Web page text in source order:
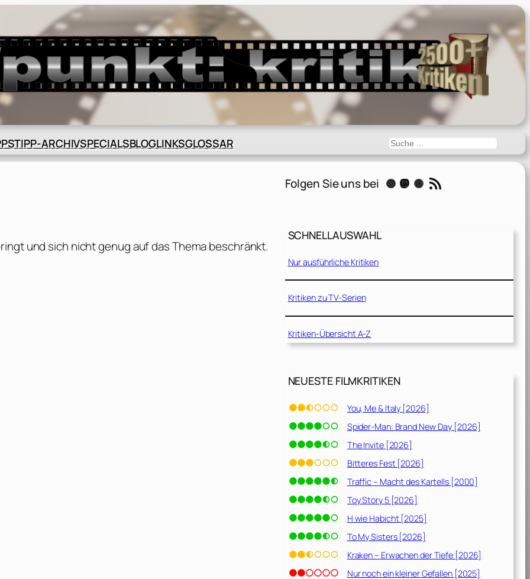
TIPP-ARCHIVSPECIALSBLOGLINKSGLOSSAR Suchen
und sich nicht genug auf das Thema beschränkt.
Folgen Sie uns bei Instagram Mastodon Threads RSS-Feed
SCHNELLAUSWAHL
Nur ausführliche Kritiken
Kritiken zu TV-Serien
Kritiken-Übersicht A-Z
NEUESTE FILMKRITIKEN
You, Me & Italy [2026]
Spider-Man: Brand New Day [2026]
The Invite [2026]
Bitteres Fest [2026]
Traffic – Macht des Kartells [2000]
Toy Story 5 [2026]
H wie Habicht [2025]
To My Sisters [2026]
Kraken – Erwachen der Tiefe [2026]
Nur noch ein kleiner Gefallen [2025]